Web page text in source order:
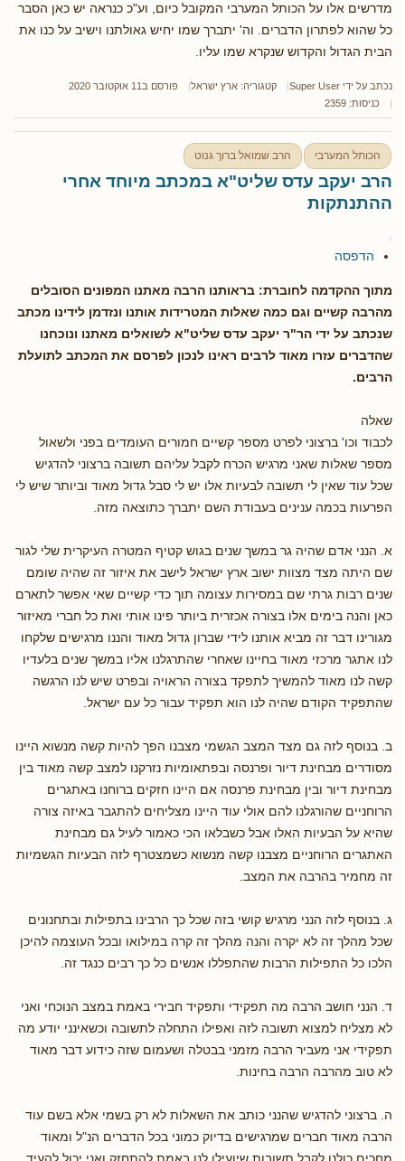
מדרשים אלו על הכותל המערבי המקובל כיום, וע"כ כנראה יש כאן הסבר
כל שהוא לפתרון הדברים. וה' יתברך שמו יחיש גאולתנו וישיב על כנו את
הבית הגדול והקדוש שנקרא שמו עליו.
נכתב על ידי Super User קטגוריה: ארץ ישראל
פורסם ב11 אוקטובר 2020
כניסות: 2359
הכותל המערבי הרב שמואל ברוך גנוט
הרב יעקב עדס שליט"א במכתב מיוחד אחרי
ההתנתקות
הדפסה
מתוך ההקדמה לחוברת: בראותנו הרבה מאתנו המפונים הסובלים
מהרבה קשיים וגם כמה שאלות המטרידות אותנו ונזדמן לידינו מכתב
שנכתב על ידי הר"ר יעקב עדס שליט"א לשואלים מאתנו ונוכחנו
שהדברים עזרו מאוד לרבים ראינו לנכון לפרסם את המכתב לתועלת
הרבים.
שאלה
לכבוד וכו' ברצוני לפרט מספר קשיים חמורים העומדים בפני ולשאול
מספר שאלות שאני מרגיש הכרח לקבל עליהם תשובה ברצוני להדגיש
שכל עוד שאין לי תשובה לבעיות אלו יש לי סבל גדול מאוד וביותר שיש לי
הפרעות בכמה ענינים בעבודת השם יתברך כתוצאה מזה.
א. הנני אדם שהיה גר במשך שנים בגוש קטיף המטרה העיקרית שלי לגור
שם היתה מצד מצוות ישוב ארץ ישראל לישב את איזור זה שהיה שומם
שנים רבות גרתי שם במסירות עצומה תוך כדי קשיים שאי אפשר לתארם
כאן והנה בימים אלו בצורה אכזרית ביותר פינו אותי ואת כל חברי מאיזור
מגורינו דבר זה מביא אותנו לידי שברון גדול מאוד והננו מרגישים שלקחו
לנו אתגר מרכזי מאוד בחיינו שאחרי שהתרגלנו אליו במשך שנים בלעדיו
קשה לנו מאוד להמשיך לתפקד בצורה הראויה ובפרט שיש לנו הרגשה
שהתפקיד הקודם שהיה לנו הוא תפקיד עבור כל עם ישראל.
ב. בנוסף לזה גם מצד המצב הגשמי מצבנו הפך להיות קשה מנשוא היינו
מסודרים מבחינת דיור ופרנסה ובפתאומיות נזרקנו למצב קשה מאוד בין
מבחינת דיור ובין מבחינת פרנסה אם היינו חזקים ברוחנו באתגרים
הרוחניים שהורגלנו להם אולי עוד היינו מצליחים להתגבר באיזה צורה
שהיא על הבעיות האלו אבל כשבלאו הכי כאמור לעיל גם מבחינת
האתגרים הרוחניים מצבנו קשה מנשוא כשמצטרף לזה הבעיות הגשמיות
זה מחמיר בהרבה את המצב.
ג. בנוסף לזה הנני מרגיש קושי בזה שכל כך הרבינו בתפילות ובתחנונים
שכל מהלך זה לא יקרה והנה מהלך זה קרה במילואו ובכל העוצמה להיכן
הלכו כל התפילות הרבות שהתפללו אנשים כל כך רבים כנגד זה.
ד. הנני חושב הרבה מה תפקידי ותפקיד חבירי באמת במצב הנוכחי ואני
לא מצליח למצוא תשובה לזה ואפילו התחלה לתשובה וכשאינני יודע מה
תפקידי אני מעביר הרבה מזמני בבטלה ושעמום שזה כידוע דבר מאוד
לא טוב מהרבה הרבה בחינות.
ה. ברצוני להדגיש שהנני כותב את השאלות לא רק בשמי אלא בשם עוד
הרבה מאוד חברים שמרגישים בדיוק כמוני בכל הדברים הנ"ל ומאוד